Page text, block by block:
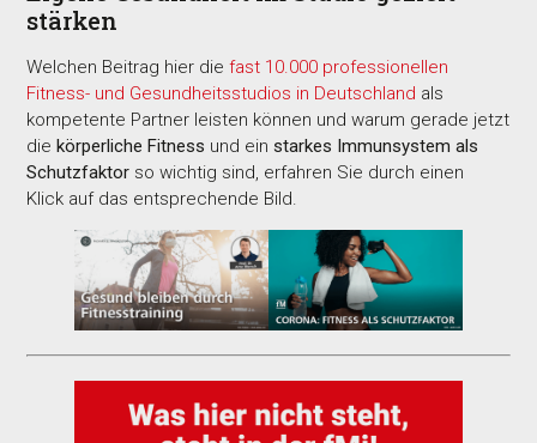
stärken
Welchen Beitrag hier diefast 10.000 professionellen
Fitness- und Gesundheitsstudios in Deutschland als
kompetente Partner leisten können und warum gerade jetzt
diekörperliche Fitness und einstarkes Immunsystem als
Schutzfaktor so wichtig sind, erfahren Sie durch einen
Klick auf das entsprechende Bild.